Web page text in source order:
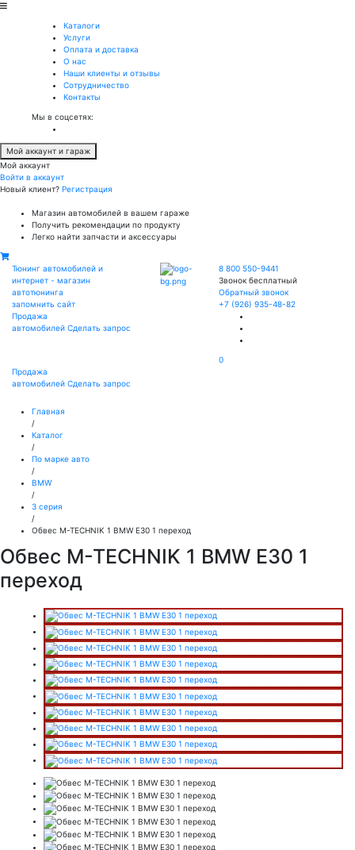
Каталоги
Услуги
Оплата и доставка
О нас
Наши клиенты и отзывы
Сотрудничество
Контакты
Мы в соцсетях:
Мой аккаунт и гараж
Мой аккаунт
Войти в аккаунт
Новый клиент? Регистрация
Магазин автомобилей в вашем гараже
Получить рекомендации по продукту
Легко найти запчасти и аксессуары
Тюнинг автомобилей и
интернет - магазин
автотюнинга
запомнить сайт
Продажа
автомобилей Сделать запрос
8 800 550-9441
Звонок бесплатный
Обратный звонок
+7 (926) 935-48-82
0
Продажа
автомобилей Сделать запрос
Главная
/
Каталог
/
По марке авто
/
BMW
/
3 серия
/
Обвес M-TECHNIK 1 BMW E30 1 переход
Обвес M-TECHNIK 1 BMW E30 1
переход